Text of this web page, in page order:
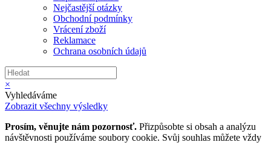
Nejčastější otázky
Obchodní podmínky
Vrácení zboží
Reklamace
Ochrana osobních údajů
×
Vyhledáváme
Zobrazit všechny výsledky
Prosím, věnujte nám pozornosť. Přizpůsobte si obsah a analýzu
návštěvnosti používáme soubory cookie. Svůj souhlas můžete vždy